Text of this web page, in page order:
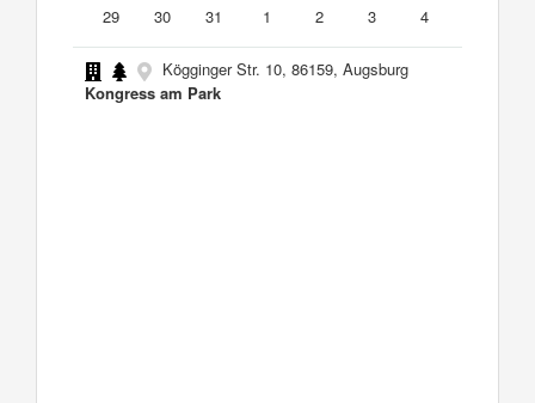
29
30 31 1 2 3 4
Kögginger Str. 10, 86159, Augsburg
Kongress am Park